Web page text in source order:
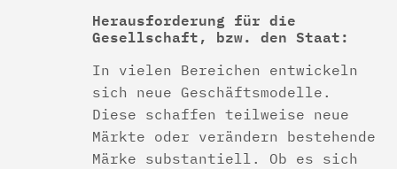
Herausforderung für die
Gesellschaft, bzw. den Staat:
In vielen Bereichen entwickeln
sich neue Geschäftsmodelle.
Diese schaffen teilweise neue
Märkte oder verändern bestehende
Märke substantiell. Ob es sich